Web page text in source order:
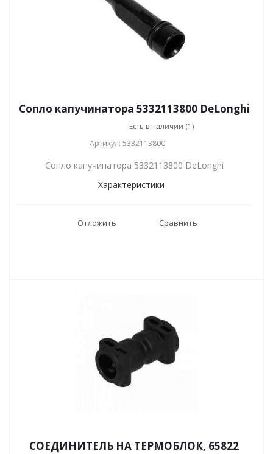
Сопло капучинатора 5332113800 DeLonghi
Есть в наличии (1)
Артикул: 5332113800
Сопло капучинатора 5332113800 DeLonghi
Характеристики
Отложить Сравнить
СОЕДИНИТЕЛЬ НА ТЕРМОБЛОК, 65822